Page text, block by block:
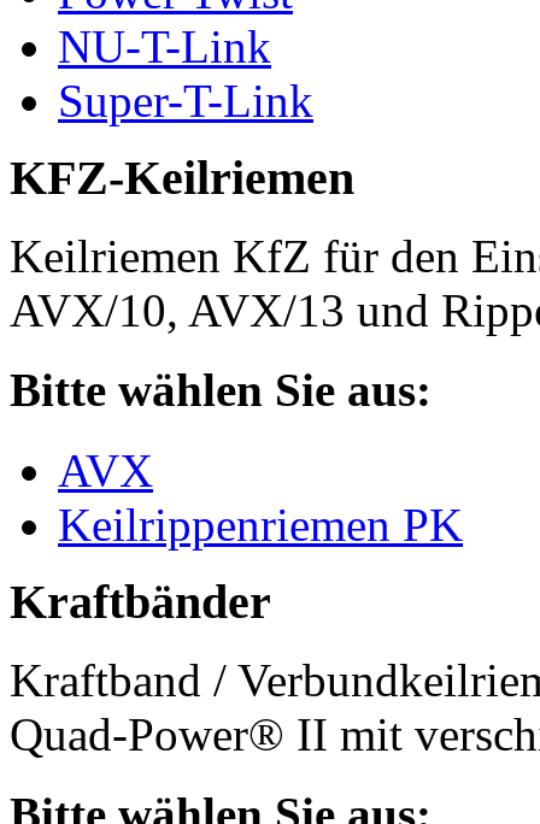
NU-T-Link
Super-T-Link
KFZ-Keilriemen
Keilriemen KfZ für den
AVX/10, AVX/13 und
Bitte wählen Sie aus:
AVX
Keilrippenriemen PK
Kraftbänder
Kraftband /
Quad-Power® II mit